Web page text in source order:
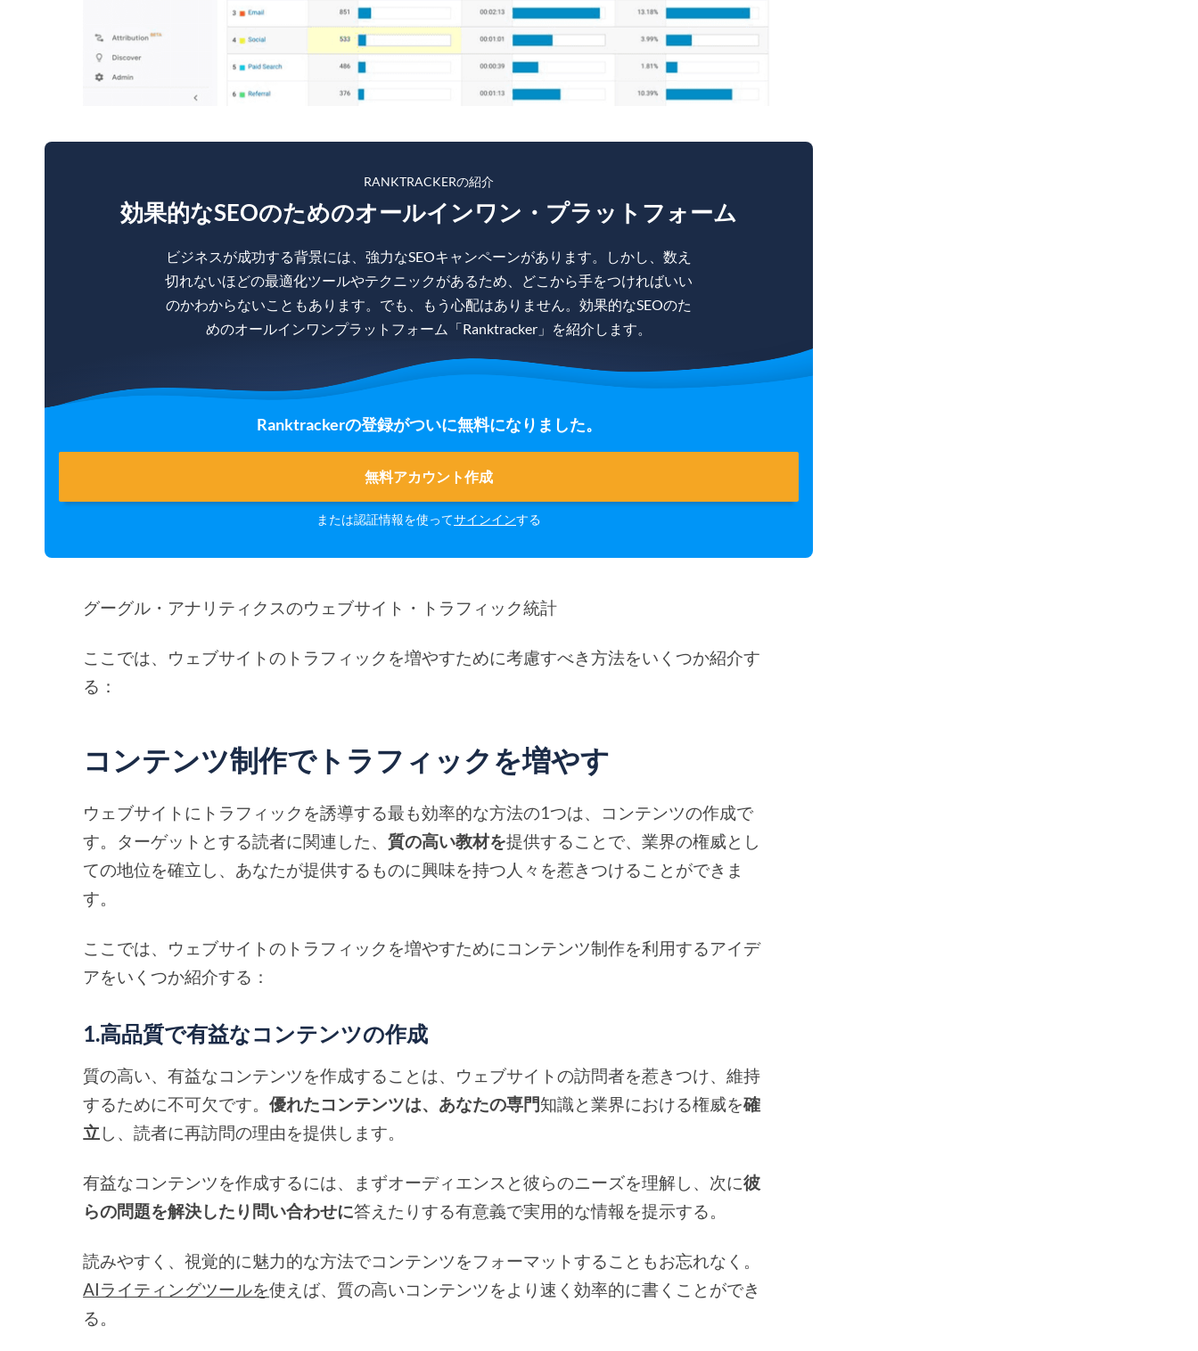
RANKTRACKERの紹介
効果的なSEOのためのオールインワン・プラットフォーム
ビジネスが成功する背景には、強力なSEOキャンペーンがあります。しかし、数え
切れないほどの最適化ツールやテクニックがあるため、どこから手をつければいい
のかわからないこともあります。でも、もう心配はありません。効果的なSEOのた
めのオールインワンプラットフォーム「Ranktracker」を紹介します。
Ranktrackerの登録がついに無料になりました。
無料アカウント作成
または認証情報を使ってサインインする
グーグル・アナリティクスのウェブサイト・トラフィック統計
ここでは、ウェブサイトのトラフィックを増やすために考慮すべき方法をいくつか紹介す
る：
コンテンツ制作でトラフィックを増やす
ウェブサイトにトラフィックを誘導する最も効率的な方法の1つは、コンテンツの作成で
す。ターゲットとする読者に関連した、質の高い教材を提供することで、業界の権威とし
ての地位を確立し、あなたが提供するものに興味を持つ人々を惹きつけることができま
す。
ここでは、ウェブサイトのトラフィックを増やすためにコンテンツ制作を利用するアイデ
アをいくつか紹介する：
1.高品質で有益なコンテンツの作成
質の高い、有益なコンテンツを作成することは、ウェブサイトの訪問者を惹きつけ、維持
するために不可欠です。優れたコンテンツは、あなたの専門知識と業界における権威を確
立 し、読者に再訪問の理由を提供します。
有益なコンテンツを作成するには、まずオーディエンスと彼らのニーズを理解し、次に彼
らの問題を解決したり問い合わせに答えたりする有意義で実用的な情報を提示する。
読みやすく、視覚的に魅力的な方法でコンテンツをフォーマットすることもお忘れなく。
AIライティングツールを使えば、質の高いコンテンツをより速く効率的に書くことができ
る。